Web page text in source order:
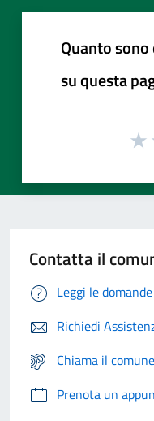
Quanto
su questa
Contatta il
Leggi le
Richiedi
Chiama il
Prenota un